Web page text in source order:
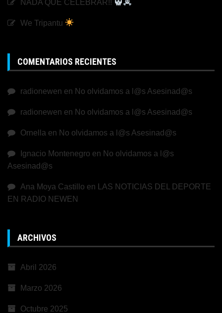
NADA QUE CELEBRAR!!
We Tripantu
COMENTARIOS RECIENTES
radionewen en No olvidamos a l@s Asesinad@s
radionewen en No olvidamos a l@s Asesinad@s
Ornella en No olvidamos a l@s Asesinad@s
Ignacio Montenegro en No olvidamos a l@s
Asesinad@s
Ana Moya Castillo en
LAS NOTICIAS DEL DEPORTE
EN RADIO NEWEN
ARCHIVOS
Abril 2026
Marzo 2026
Octubre 2025